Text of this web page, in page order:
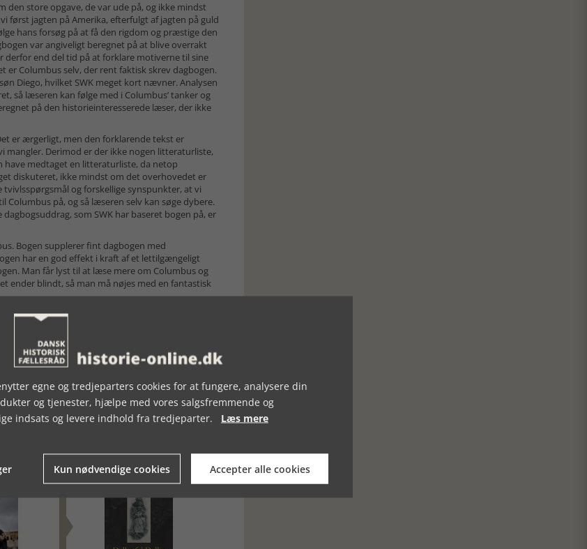
store opgave, de var ude på, og ikke mindst
først jagten på Amerika, efterfulgt af jagten på guld
hans forsøg på at få den rigdom og præstige den
var angiveligt beregnet på at blive overrakt
end del tid på at forklare motiverne til sine
Columbus selv, der rent faktisk skrev dagbogen.
Diego, hvilket SWK meget kort nævner. Analysen
så læseren kan følge med i Columbus’ tanker og
på den historieinteresserede læser, der ikke
er ærgerligt, men den forklarende tekst er
Derimod er der ikke nogen litteraturliste,
have medtaget en litteraturliste, da netop
diskuteret, ikke mindst om det overhovedet er
og forskellige synspunkter, at vi
på, og så læseren selv kan søge dybere.
som SWK har baseret bogen på, er
Bogen supplerer fint dagbogen med
har en god effekt i kraft af et lettilgængeligt
Man får lyst til at læse mere om Columbus og
ender blindt, så man må nøjes med en fantastisk
egne og tredjeparters cookies for at fungere, analysere din
og tjenester, hjælpe med vores salgsfremmende og
indsats og levere indhold fra tredjeparter. Læs mere
Kun nødvendige cookies Accepter alle cookies